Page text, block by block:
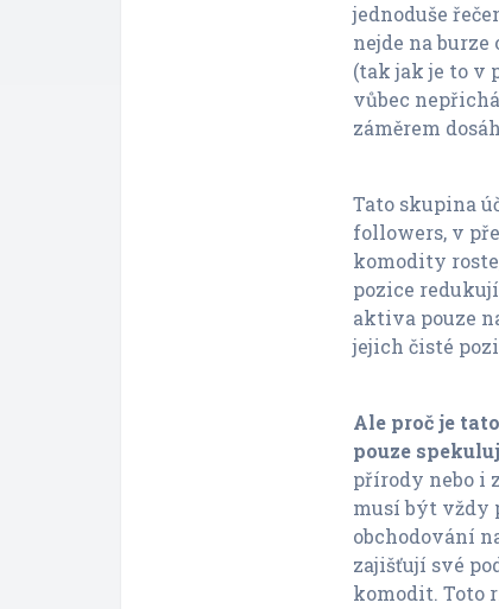
jednoduše
nejde na
(tak jak je to v
vůbec
záměrem
Tato skupina
followers, v
komodity
pozice
aktiva pouze
jejich čisté
Ale proč je
pouze
přírody nebo i
musí být vždy
obchodování
zajišťují své
komodit. Toto